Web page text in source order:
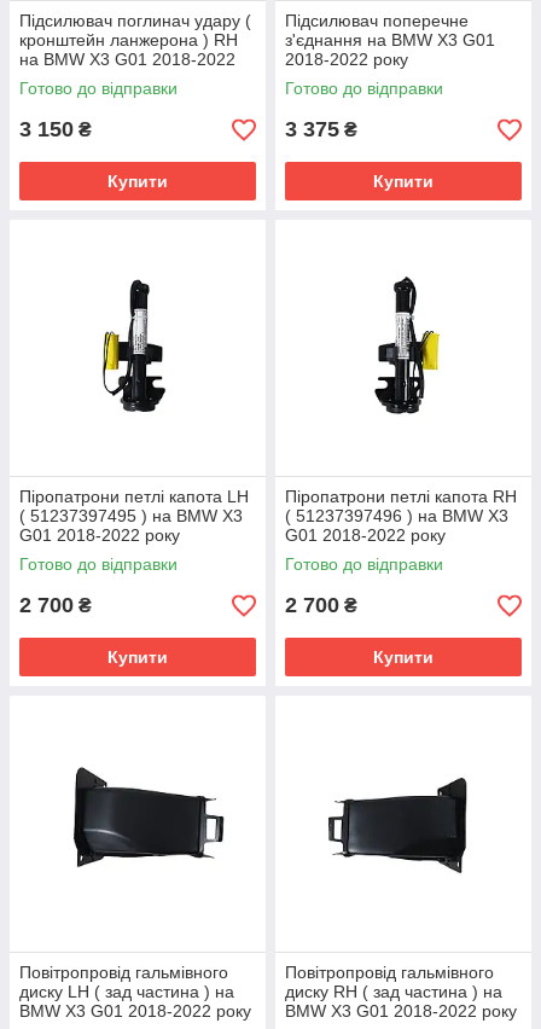
Підсилювач поглинач удару (
кронштейн ланжерона ) RH
на BMW X3 G01 2018-2022
року
Готово до відправки
3 150 ₴
Купити
Підсилювач поперечне
з'єднання на BMW X3 G01
2018-2022 року
Готово до відправки
3 375 ₴
Купити
Піропатрони петлі капота LH
( 51237397495 ) на BMW X3
G01 2018-2022 року
Готово до відправки
2 700 ₴
Купити
Піропатрони петлі капота RH
( 51237397496 ) на BMW X3
G01 2018-2022 року
Готово до відправки
2 700 ₴
Купити
Повітропровід гальмівного
диску LH ( зад частина ) на
BMW X3 G01 2018-2022 року
Повітропровід гальмівного
диску RH ( зад частина ) на
BMW X3 G01 2018-2022 року